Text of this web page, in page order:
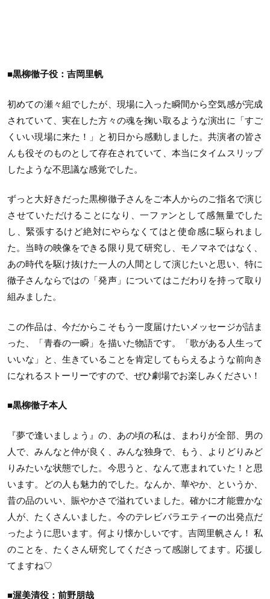
■黒柳徹子役：吉岡里帆
初めての瀬々組でしたが、現場に入った瞬間から空気感が完成
されていて、実在した方々の魂を掬い取るような演出に「すご
くいい現場に来た！」と初日から感動しました。共演者の皆さ
んも役そのものとして存在されていて、本当にタイムスリップ
したような不思議な感覚でした。
ずっと大好きだった黒柳徹子さんをご本人からのご指名で演じ
させていただけることになり、一ファンとして感無量でした
し、緊張するけど絶対にやらなくてはと使命感に駆られまし
た。当時の映像をできる限り見て研究し、モノマネではなく、
あの時代を駆け抜けた一人の人間として演じたいと思い、特に
徹子さんならではの「発声」についてはこだわりを持って取り
組みました。
この作品は、今だからこそもう一度届けたいメッセージが詰ま
った、「青春の一瞬」を描いた物語です。「歌がある人生って
いいな」と、生きていることを肯定してもらえるような前向き
になれるストーリーですので、ぜひ劇場でお楽しみください！
■黒柳徹子本人
『夢で逢いましょう』の、あの頃の私は、まわりが全部、男の
人で、みんなと仲が良く、みんな独身で、もう、よりどりみど
りみたいな状態でした。今思うと、なんて恵まれていた！と思
います。どの人も魅力的でした。なんか、華やか、というか、
昔の品のいい、賑やかさで溢れていました。確かに才能豊かな
人が、たくさんいました。今のテレビバラエティーの出発点だ
ったように思います。何より懐かしいです。吉岡里帆さん！ 私
のことを、たくさん研究してくださって感謝してます。応援し
てますね♡
■渥美清役：前野朋哉